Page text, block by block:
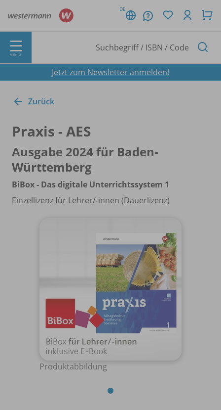
DE
MENÜ
Jetzt zum Newsletter anmelden!
Zurück
Praxis - AES
Ausgabe 2024 für Baden-
Württemberg
BiBox - Das digitale Unterrichtssystem 1
Einzellizenz für Lehrer/-innen (Dauerlizenz)
Produktabbildung